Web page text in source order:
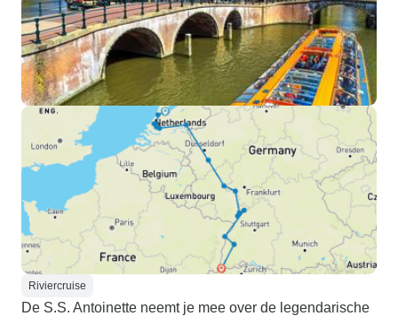
Riviercruise
De S.S. Antoinette neemt je mee over de legendarische